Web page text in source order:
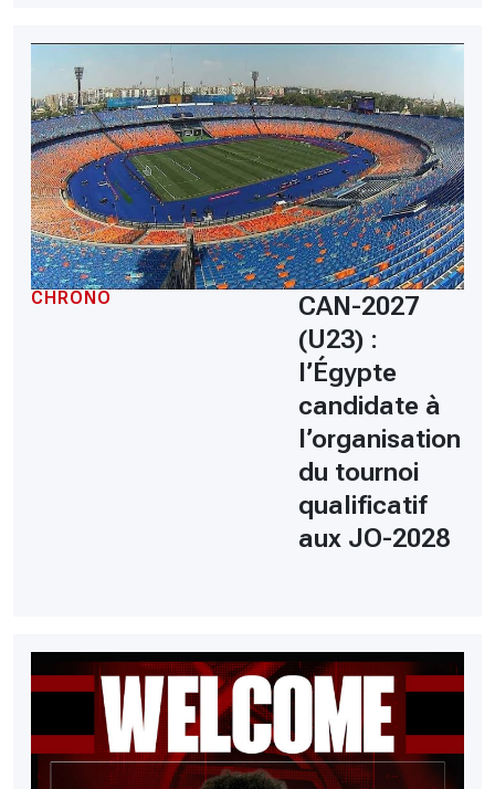
CHRONO
CAN-2027
(U23) :
l’Égypte
candidate à
l’organisation
du tournoi
qualificatif
aux JO-2028